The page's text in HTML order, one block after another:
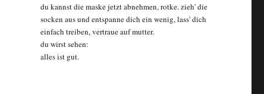
du kannst die maske jetzt abnehmen, rotke. zieh' die
socken aus und entspanne dich ein wenig, lass' dich
einfach treiben, vertraue auf mutter.
du wirst sehen:
alles ist gut.